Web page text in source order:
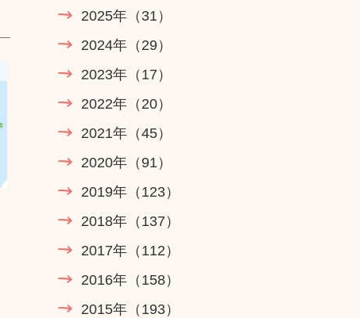
2025年 （31）
2024年 （29）
2023年 （17）
2022年 （20）
2021年 （45）
2020年 （91）
2019年 （123）
2018年 （137）
2017年 （112）
2016年 （158）
2015年 （193）